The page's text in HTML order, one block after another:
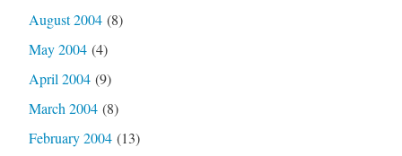
August 2004(8)
May 2004(4)
April 2004(9)
March 2004(8)
February 2004(13)